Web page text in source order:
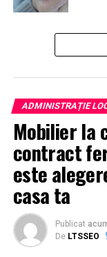
ADMINISTRAȚIE
Mobilier la
contract
este
casa ta
Publicat
De LTSSEO